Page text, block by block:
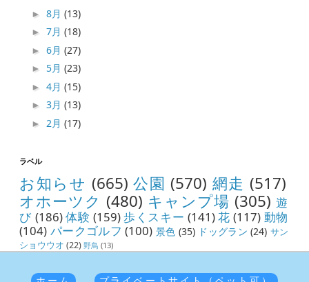
►8月(13)
►7月(18)
►6月(27)
► 5月(23)
►4月(15)
►3月(13)
► 2月(17)
ラベル
お知らせ (665) 公園 (570) 網走 (517)
オホーツク (480) キャンプ場 (305) 遊
び (186)体験 (159)歩くスキー (141)花 (117) 動物
(104) パークゴルフ (100) 景色 (35) ドッグラン (24) サン
ショウウオ (22) 野鳥 (13)